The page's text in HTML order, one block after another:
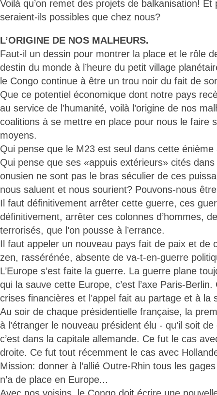
Voilà qu’on remet des projets de balkanisation!
seraient-ils possibles que chez nous?
L’ORIGINE DE NOS MALHEURS.
Faut-il un dessin pour montrer la place et le rôle
destin du monde à l’heure du petit village
le Congo continue à être un trou noir du fait de
Que ce potentiel économique dont notre pays
au service de l’humanité, voilà l’origine de nos
coalitions à se mettre en place pour nous le faire
moyens.
Qui pense que le M23 est seul dans cette
Qui pense que ses «appuis extérieurs» cités
onusien ne sont pas le bras séculier de ces
nous saluent et nous sourient? Pouvons-nous
Il faut définitivement arrêter cette guerre, ces
définitivement, arrêter ces colonnes d’hommes,
terrorisés, que l’on pousse à l’errance.
Il faut appeler un nouveau pays fait de paix et de
zen, rassérénée, absente de va-t-en-guerre
L’Europe s’est faite la guerre. La guerre plane
qui la sauve cette Europe, c’est l’axe Paris-
crises financières et l’appel fait au partage et à la
Au soir de chaque présidentielle française, la
à l’étranger le nouveau président élu - qu’il soit
c’est dans la capitale allemande. Ce fut le cas
droite. Ce fut tout récemment le cas avec
Mission: donner à l’allié Outre-Rhin tous les
n’a de place en Europe...